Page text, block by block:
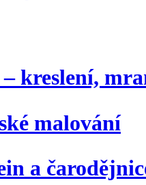
kreslení,
malování
a